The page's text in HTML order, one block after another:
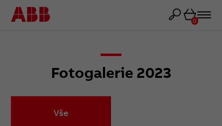
Košík
0
Fotogalerie 2023
Vše